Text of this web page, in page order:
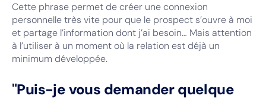
Cette phrase permet de créer une connexion
personnelle très vite pour que le prospect s’ouvre à moi
et partage l’information dont j’ai besoin… Mais attention
à l’utiliser à un moment où la relation est déjà un
minimum développée.
"Puis-je vous demander quelque